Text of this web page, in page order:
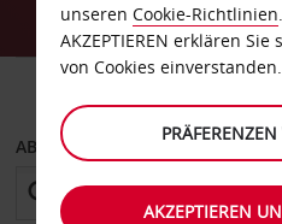
ABHOLEN VON
unseren Cookie-Richtlinien
AKZEPTIEREN erklären
von Cookies einverstanden.
AKZEPTIEREN